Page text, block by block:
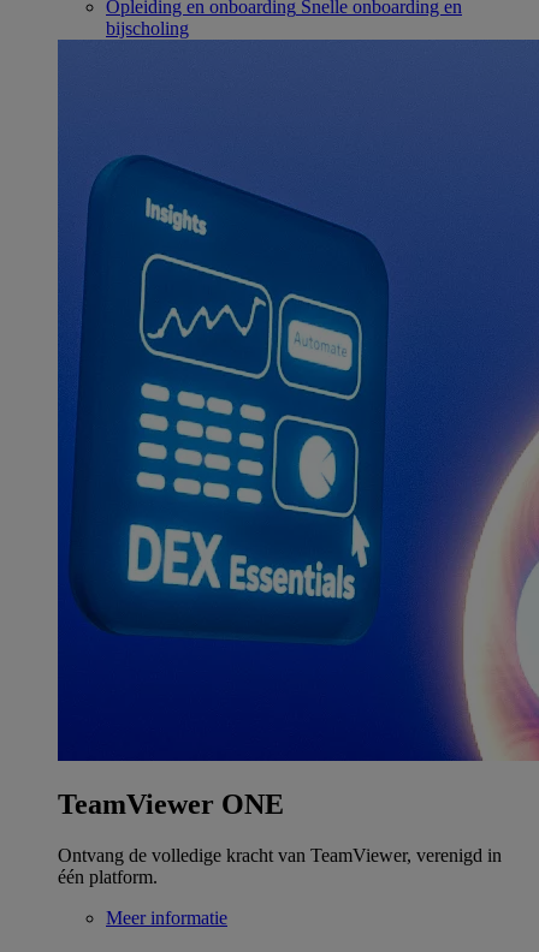
Opleiding en onboarding Snelle onboarding en
bijscholing
TeamViewer ONE
Ontvang de volledige kracht van TeamViewer, verenigd in
één platform.
Meer informatie